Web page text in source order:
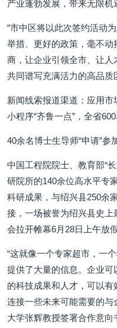
产业蓬勃发展，带来无限机
“市中区将以此次签约活动
举措、更好的政策，毫不
商，让企业引领全市、让人
共同谱写充满活力的高品质
新闻线索报道渠道：应用市
小程序“齐鲁一点”，全省
40余名博士生导师“申请”参
中国工程院院士、教育部“
研院所的140余位高水平专
科研成果，与绍兴县250余
接，一场被誉为绍兴县史
会拉开帷幕6月28日上午放假
“这就像一个专家超市，一
提供了大量的信息。企业
的科技成果和人才，可以
连接一些未来可能需要的与
大学张辉教授签署合作意